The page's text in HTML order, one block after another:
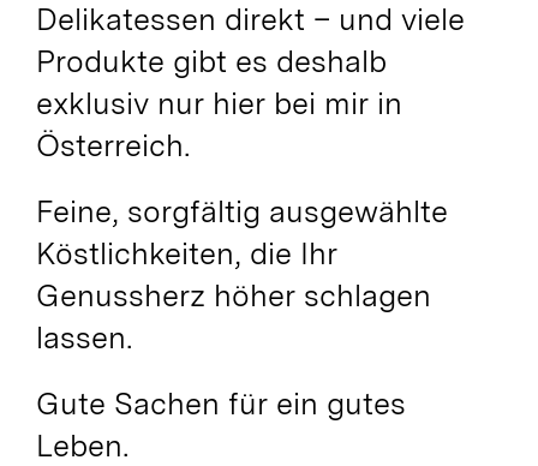
Delikatessen direkt – und viele
Produkte gibt es deshalb
exklusiv nur hier bei mir in
Österreich.
Feine, sorgfältig ausgewählte
Köstlichkeiten, die Ihr
Genussherz höher schlagen
lassen.
Gute Sachen für ein gutes
Leben.